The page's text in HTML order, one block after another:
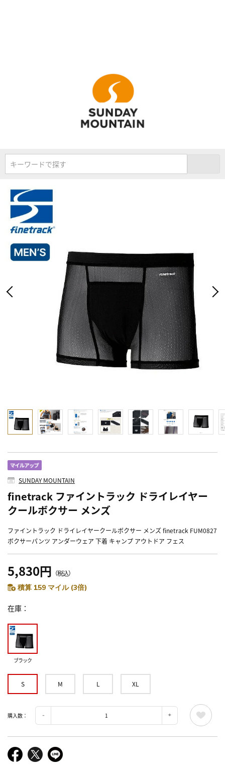
キーワードで探す
SUNDAY MOUNTAIN
finetrack ファイントラック ドライレイヤー
クールボクサー メンズ
ファイントラック ドライレイヤークールボクサー メンズ finetrack FUM0827
ボクサーパンツ アンダーウェア 下着 キャンプ アウトドア フェス
5,830円 （税込）
積算 159 マイル (3倍)
在庫
ブラック
S M L XL
購入数：